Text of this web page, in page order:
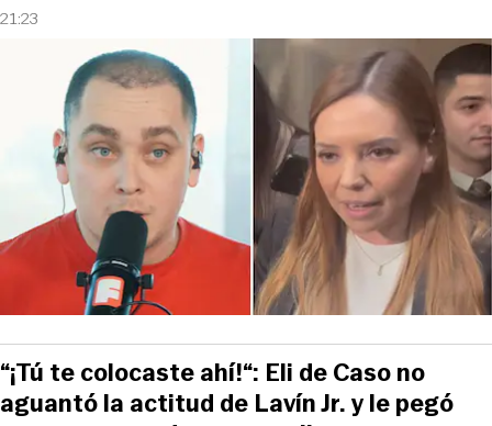
21:23
“¡Tú te colocaste ahí!“: Eli de Caso no
aguantó la actitud de Lavín Jr. y le pegó